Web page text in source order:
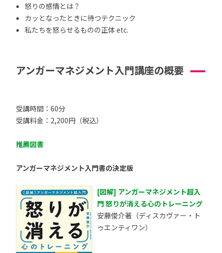
怒りの感情とは？
カッとなったときに待つテクニック
私たちを怒らせるものの正体 etc.
アンガーマネジメント入門講座の概要
受講時間：60分
受講料金：2,200円（税込）
推薦図書
アンガーマネジメント入門書の決定版
[図解] アンガーマネジメント超入
門 怒りが消える心のトレーニング
安藤俊介著（ディスカヴァー・ト
ゥエンティワン）